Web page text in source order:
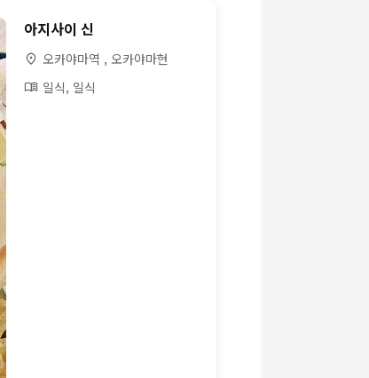
아지사이 신
오카야마역 , 오카야마현
일식, 일식